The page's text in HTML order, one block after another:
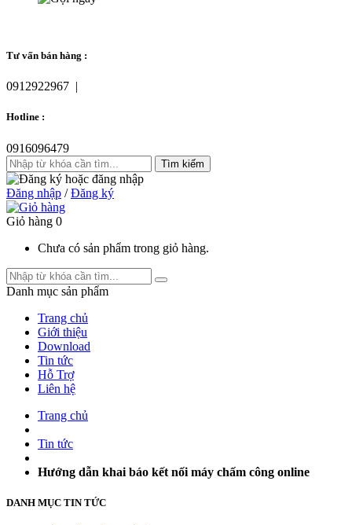
Tư vấn bán hàng :
0912922967 |
Hotline :
0916096479
Đăng nhập /Đăng ký
Giỏ hàng 0
Chưa có sản phẩm trong giỏ hàng.
Danh mục sản phẩm
Trang chủ
Giới thiệu
Download
Tin tức
Hỗ Trợ
Liên hệ
Trang chủ
Tin tức
Hướng dẫn khai báo kết nối máy chấm công online
DANH MỤC TIN TỨC